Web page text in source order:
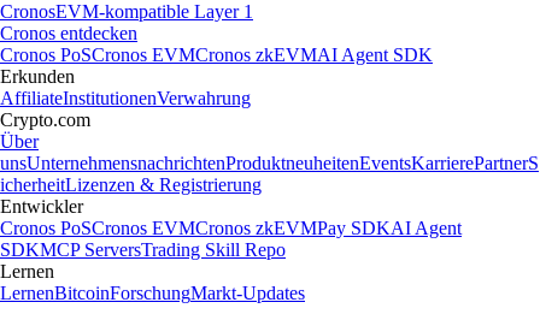
CronosEVM-kompatible Layer 1
Cronos entdecken
Cronos PoSCronos EVMCronos zkEVMAI Agent SDK
Erkunden
AffiliateInstitutionenVerwahrung
Crypto.com
Über
unsUnternehmensnachrichtenProduktneuheitenEventsKarrierePartnerS
icherheitLizenzen & Registrierung
Entwickler
Cronos PoSCronos EVMCronos zkEVMPay SDKAI Agent
SDKMCP ServersTrading Skill Repo
Lernen
LernenBitcoinForschungMarkt-Updates